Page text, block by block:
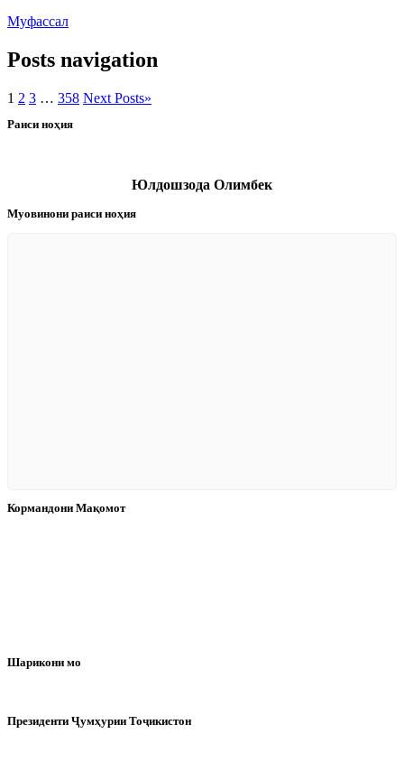
Муфассал
Posts navigation
1 2 3 … 358 Next Posts»
Раиси ноҳия
Юлдошзода Олимбек
Муовинони раиси ноҳия
Кормандони Мақомот
Шарикони мо
Президенти Ҷумҳурии Тоҷикистон